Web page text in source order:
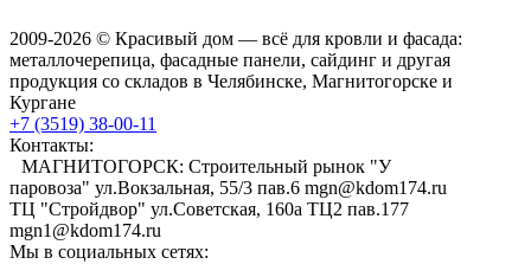
2009-2026 © Красивый дом — всё для кровли и фасада:
металлочерепица, фасадные панели, сайдинг и другая
продукция со складов в Челябинске, Магнитогорске и
Кургане
+7 (3519) 38-00-11
Контакты:
МАГНИТОГОРСК: Строительный рынок "У
паровоза" ул.Вокзальная, 55/3 пав.6 mgn@kdom174.ru
ТЦ "Стройдвор" ул.Советская, 160а ТЦ2 пав.177
mgn1@kdom174.ru
Мы в социальных сетях: